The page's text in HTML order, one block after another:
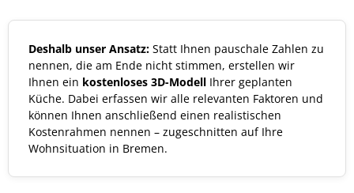
Deshalb unser Ansatz: Statt Ihnen pauschale Zahlen zu
nennen, die am Ende nicht stimmen, erstellen wir
Ihnen ein kostenloses 3D-Modell Ihrer geplanten
Küche. Dabei erfassen wir alle relevanten Faktoren und
können Ihnen anschließend einen realistischen
Kostenrahmen nennen – zugeschnitten auf Ihre
Wohnsituation in Bremen.